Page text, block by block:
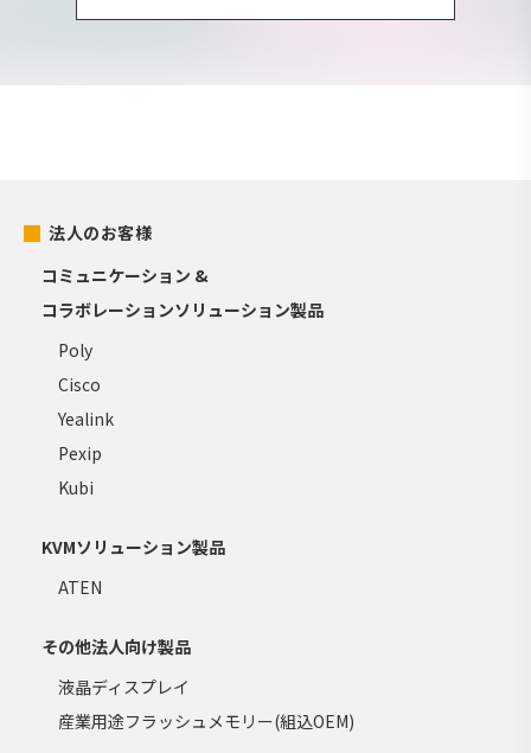
法人のお客様
コミュニケーション &
コラボレーションソリューション製品
Poly
Cisco
Yealink
Pexip
Kubi
KVMソリューション製品
ATEN
その他法人向け製品
液晶ディスプレイ
産業用途フラッシュメモリー(組込OEM)